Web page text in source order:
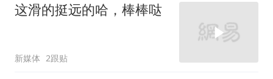
这滑的挺远的哈，棒棒哒
新媒体 2跟贴